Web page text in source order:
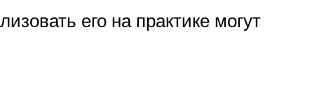
его на практике могут